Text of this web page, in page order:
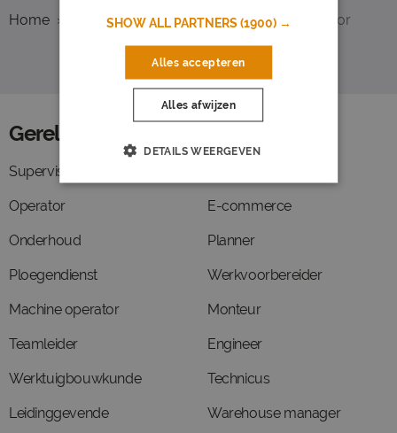
Home Overzicht vacatures Breda Supervisor
Gerelateerde functies
Supervisor
Operator
Onderhoud
Ploegendienst
Machine operator
Teamleider
Werktuigbouwkunde
Leidinggevende
E-commerce
Planner
Werkvoorbereider
Monteur
Engineer
Technicus
Warehouse manager
SHOW ALL PARTNERS(1900) →
Alles accepteren
Alles afwijzen
DETAILS WEERGEVEN